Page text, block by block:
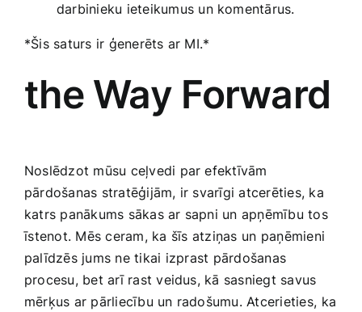
darbinieku ieteikumus un komentārus.
*Šis saturs ir ģenerēts ar MI.*
the‌ Way Forward
Noslēdzot mūsu ceļvedi par ‌efektīvām
pārdošanas stratēģijām, ir svarīgi atcerēties, ka
katrs panākums sākas ar sapni un apņēmību tos
⁢īstenot. Mēs ceram, ka šīs⁤ atziņas⁣ un paņēmieni⁢
palīdzēs jums ne tikai⁣ izprast pārdošanas ​
procesu, bet arī rast veidus, kā‌ sasniegt savus
mērķus ar pārliecību un radošumu. Atcerieties, ⁣ka